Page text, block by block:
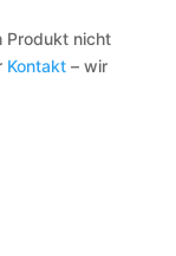
Produkt nicht
Kontakt – wir